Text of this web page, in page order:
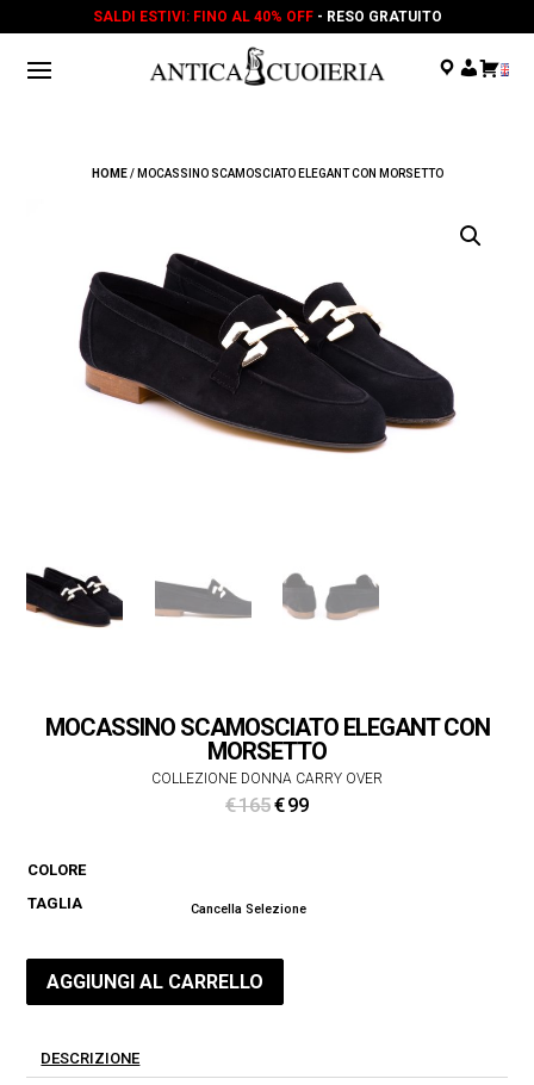
SALDI ESTIVI: FINO AL 40% OFF- RESO GRATUITO
. . .
HOME/ MOCASSINO SCAMOSCIATO ELEGANT CON MORSETTO
MOCASSINO SCAMOSCIATO ELEGANT CON
MORSETTO
COLLEZIONE DONNA CARRY OVER
€165Il
€ 165.
€99Il
COLORE
TAGLIA
Cancella Selezione
AGGIUNGI AL CARRELLO
DESCRIZIONE